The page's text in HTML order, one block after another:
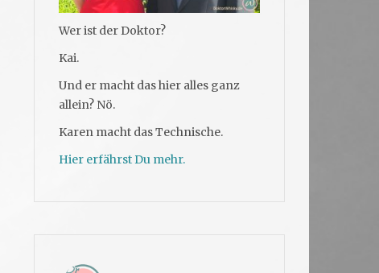
Wer ist der Doktor?
Kai.
Und er macht das hier alles ganz
allein? Nö.
Karen macht das Technische.
Hier erfährst Du mehr.